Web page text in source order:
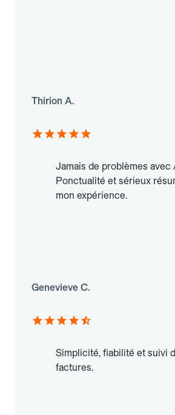
Thirion A.
Jamais de problèmes avec
Ponctualité et sérieux
mon expérience.
Genevieve C.
Simplicité, fiabilité et suivi
factures.